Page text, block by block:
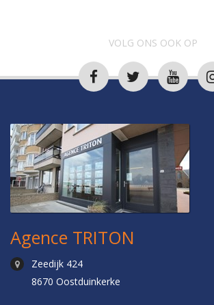
VOLG ONS OOK OP
Agence TRITON
Zeedijk 424
8670 Oostduinkerke